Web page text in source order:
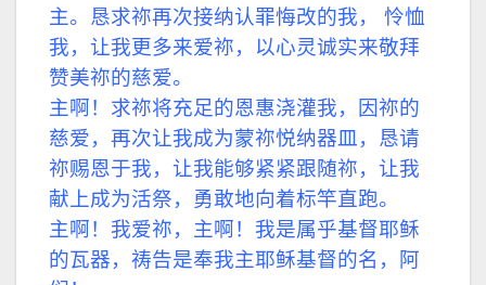
主。 恳求祢再次接纳认罪悔改的我， 怜恤
我，让我更多来爱祢，以心灵诚实来敬拜
赞美祢的慈爱。
主啊！求祢将充足的恩惠浇灌我，
因祢的
慈爱，再次让我成为蒙祢悦纳器皿， 恳请
祢赐恩于我，让我能够紧紧跟随祢， 让我
献上成为活祭，勇敢地向着标竿直跑。
主啊！我爱祢，主啊！我是属乎基督耶稣
的瓦器， 祷告是奉我主耶稣基督的名，阿